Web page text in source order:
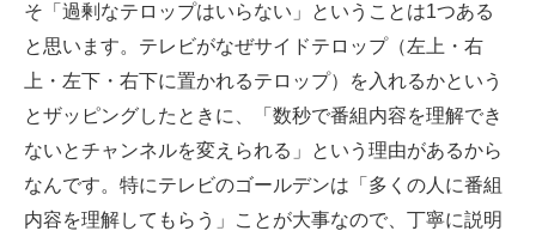
そ「過剰なテロップはいらない」ということは1つある
と思います。テレビがなぜサイドテロップ（左上・右
上・左下・右下に置かれるテロップ）を入れるかという
とザッピングしたときに、「数秒で番組内容を理解でき
ないとチャンネルを変えられる」という理由があるから
なんです。特にテレビのゴールデンは「多くの人に番組
内容を理解してもらう」ことが大事なので、丁寧に説明